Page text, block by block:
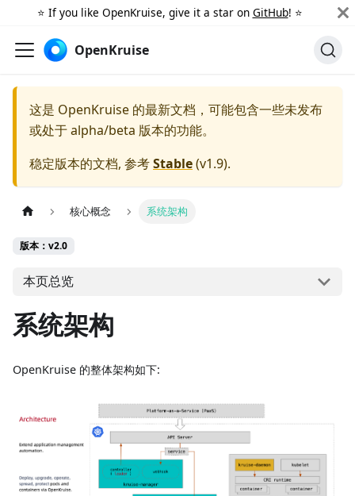
⭐️ If you like OpenKruise, give it a star on GitHub! ⭐️
OpenKruise
这是 OpenKruise 的最新文档，可能包含一些未发布
或处于 alpha/beta 版本的功能。
稳定版本的文档, 参考Stable(v1.9).
核心概念 系统架构
版本：v2.0
本页总览
系统架构
OpenKruise 的整体架构如下: